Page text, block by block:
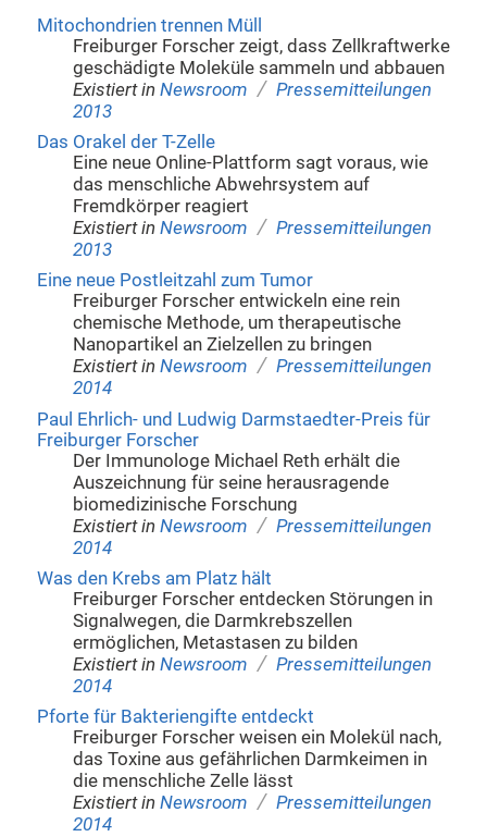
Mitochondrien trennen Müll
Freiburger Forscher zeigt, dass Zellkraftwerke
geschädigte Moleküle sammeln und abbauen
Existiert in Newsroom / Pressemitteilungen
2013
Das Orakel der T-Zelle
Eine neue Online-Plattform sagt voraus, wie
das menschliche Abwehrsystem auf
Fremdkörper reagiert
Existiert in Newsroom / Pressemitteilungen
2013
Eine neue Postleitzahl zum Tumor
Freiburger Forscher entwickeln eine rein
chemische Methode, um therapeutische
Nanopartikel an Zielzellen zu bringen
Existiert in Newsroom / Pressemitteilungen
2014
Paul Ehrlich- und Ludwig Darmstaedter-Preis für
Freiburger Forscher
Der Immunologe Michael Reth erhält die
Auszeichnung für seine herausragende
biomedizinische Forschung
Existiert in Newsroom / Pressemitteilungen
2014
Was den Krebs am Platz hält
Freiburger Forscher entdecken Störungen in
Signalwegen, die Darmkrebszellen
ermöglichen, Metastasen zu bilden
Existiert in Newsroom / Pressemitteilungen
2014
Pforte für Bakteriengifte entdeckt
Freiburger Forscher weisen ein Molekül nach,
das Toxine aus gefährlichen Darmkeimen in
die menschliche Zelle lässt
Existiert in Newsroom / Pressemitteilungen
2014